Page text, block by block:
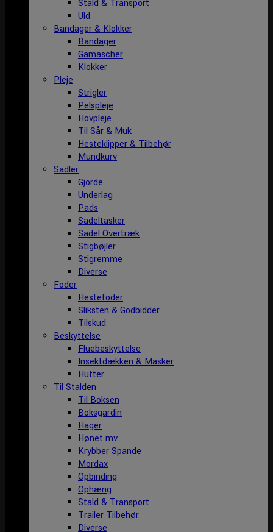
Stald & Transport
Uld
Bandager & Klokker
Bandager
Gamascher
Klokker
Pleje
Strigler
Pelspleje
Hovpleje
Til Sår & Muk
Hesteklipper & Tilbehør
Mundkurv
Sadler
Gjorde
Underlag
Pads
Sadeltasker
Sadel Overtræk
Stigbøjler
Stigremme
Diverse
Foder
Hestefoder
Sliksten & Godbidder
Tilskud
Beskyttelse
Fluebeskyttelse
Insektdækken & Masker
Hutter
Til Stalden
Til Boksen
Boksgardin
Hager
Hønet mv.
Krybber Spande
Mordax
Opbinding
Ophæng
Stald & Transport
Trailer Tilbehør
Diverse